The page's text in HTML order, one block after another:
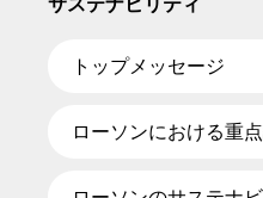
サステナビリティ
トップメッセージ
ローソンにおける重